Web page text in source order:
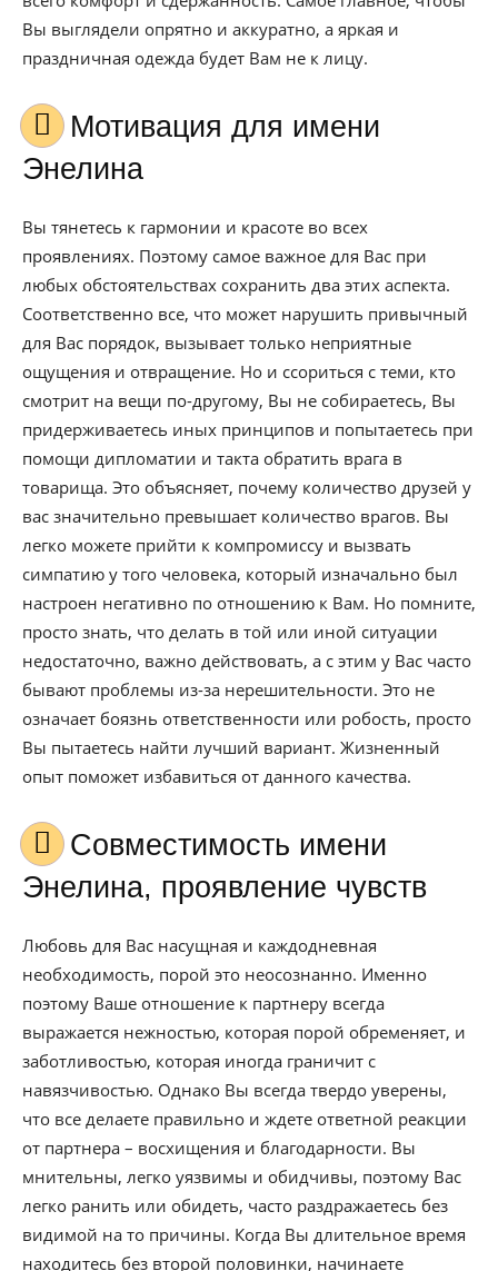
Вы выглядели опрятно и аккуратно, а яркая и
праздничная одежда будет Вам не к лицу.
Мотивация для имени
Энелина
Вы тянетесь к гармонии и красоте во всех
проявлениях. Поэтому самое важное для Вас при
любых обстоятельствах сохранить два этих аспекта.
Соответственно все, что может нарушить привычный
для Вас порядок, вызывает только неприятные
ощущения и отвращение. Но и ссориться с теми, кто
смотрит на вещи по-другому, Вы не собираетесь, Вы
придерживаетесь иных принципов и попытаетесь при
помощи дипломатии и такта обратить врага в
товарища. Это объясняет, почему количество друзей у
вас значительно превышает количество врагов. Вы
легко можете прийти к компромиссу и вызвать
симпатию у того человека, который изначально был
настроен негативно по отношению к Вам. Но помните,
просто знать, что делать в той или иной ситуации
недостаточно, важно действовать, а с этим у Вас часто
бывают проблемы из-за нерешительности. Это не
означает боязнь ответственности или робость, просто
Вы пытаетесь найти лучший вариант. Жизненный
опыт поможет избавиться от данного качества.
Совместимость имени
Энелина, проявление чувств
Любовь для Вас насущная и каждодневная
необходимость, порой это неосознанно. Именно
поэтому Ваше отношение к партнеру всегда
выражается нежностью, которая порой обременяет, и
заботливостью, которая иногда граничит с
навязчивостью. Однако Вы всегда твердо уверены,
что все делаете правильно и ждете ответной реакции
от партнера – восхищения и благодарности. Вы
мнительны, легко уязвимы и обидчивы, поэтому Вас
легко ранить или обидеть, часто раздражаетесь без
видимой на то причины. Когда Вы длительное время
находитесь без второй половинки, начинаете